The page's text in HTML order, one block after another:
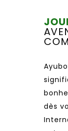
dès